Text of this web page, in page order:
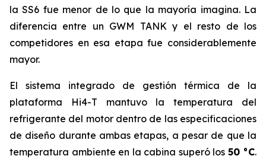
la SS6 fue menor de lo que la mayoría imagina. La
diferencia entre un GWM TANK y el resto de los
competidores en esa etapa fue considerablemente
mayor.
El sistema integrado de gestión térmica de la
plataforma Hi4-T mantuvo la temperatura del
refrigerante del motor dentro de las especificaciones
de diseño durante ambas etapas, a pesar de que la
temperatura ambiente en la cabina superó los 50 °C.